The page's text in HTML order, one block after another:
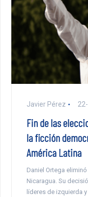
Javier Pérez
Fin de las
la ficción
América Latina
Daniel Ortega
Nicaragua. Su
líderes de izquierda